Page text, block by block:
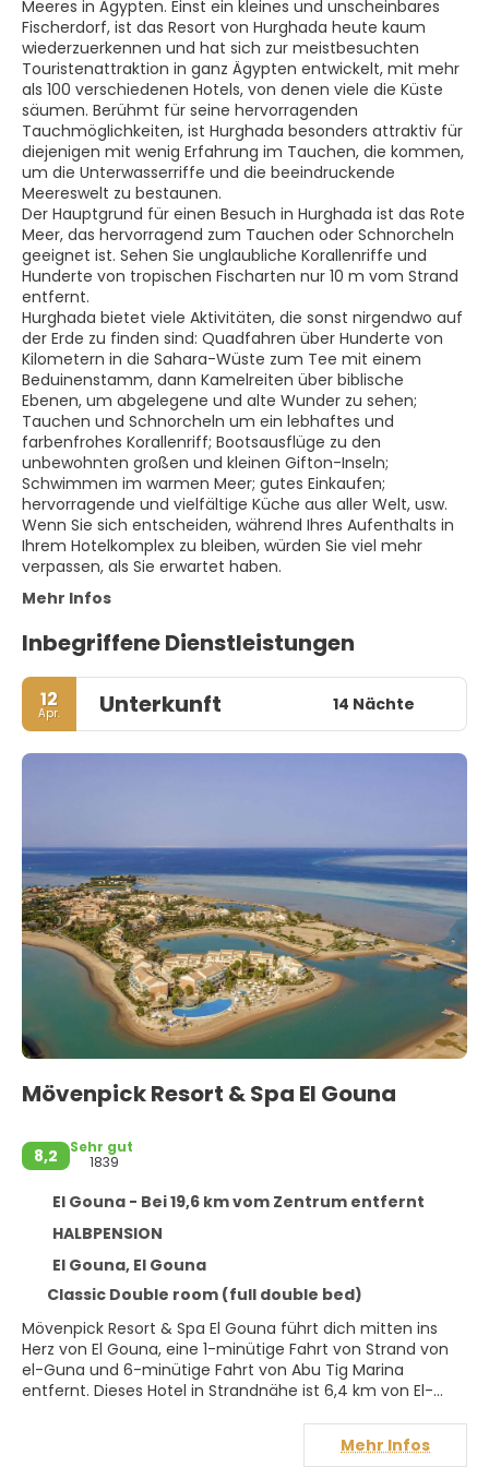
Meeres in Ägypten. Einst ein kleines und unscheinbares
Fischerdorf, ist das Resort von Hurghada heute kaum
wiederzuerkennen und hat sich zur meistbesuchten
Touristenattraktion in ganz Ägypten entwickelt, mit mehr
als 100 verschiedenen Hotels, von denen viele die Küste
säumen. Berühmt für seine hervorragenden
Tauchmöglichkeiten, ist Hurghada besonders attraktiv für
diejenigen mit wenig Erfahrung im Tauchen, die kommen,
um die Unterwasserriffe und die beeindruckende
Meereswelt zu bestaunen.
Der Hauptgrund für einen Besuch in Hurghada ist das Rote
Meer, das hervorragend zum Tauchen oder Schnorcheln
geeignet ist. Sehen Sie unglaubliche Korallenriffe und
Hunderte von tropischen Fischarten nur 10 m vom Strand
entfernt.
Hurghada bietet viele Aktivitäten, die sonst nirgendwo auf
der Erde zu finden sind: Quadfahren über Hunderte von
Kilometern in die Sahara-Wüste zum Tee mit einem
Beduinenstamm, dann Kamelreiten über biblische
Ebenen, um abgelegene und alte Wunder zu sehen;
Tauchen und Schnorcheln um ein lebhaftes und
farbenfrohes Korallenriff; Bootsausflüge zu den
unbewohnten großen und kleinen Gifton-Inseln;
Schwimmen im warmen Meer; gutes Einkaufen;
hervorragende und vielfältige Küche aus aller Welt, usw.
Wenn Sie sich entscheiden, während Ihres Aufenthalts in
Ihrem Hotelkomplex zu bleiben, würden Sie viel mehr
verpassen, als Sie erwartet haben.
Mehr Infos
Inbegriffene Dienstleistungen
12
Apr. Unterkunft 14 Nächte
Mövenpick Resort & Spa El Gouna
8,2
Sehr gut
1839
El Gouna - Bei 19,6 km vom Zentrum entfernt
HALBPENSION
El Gouna, El Gouna
Classic Double room (full double bed)
Mövenpick Resort & Spa El Gouna führt dich mitten ins
Herz von El Gouna, eine 1-minütige Fahrt von Strand von
el-Guna und 6-minütige Fahrt von Abu Tig Marina
entfernt. Dieses Hotel in Strandnähe ist 6,4 km von El-
Gönn dir einen Besuch des Wellnessbereichs, der
Mehr Infos